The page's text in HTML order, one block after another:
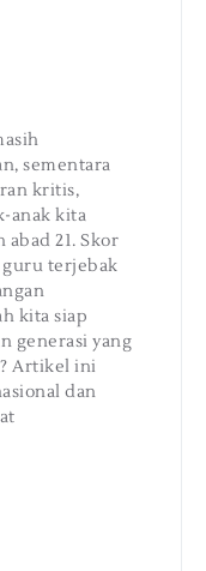
sementara
kritis,
anak kita
21. Skor
guru terjebak
kita siap
generasi yang
Artikel ini
dan